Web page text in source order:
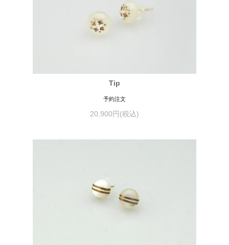
Tip
予約注文
20,900円(税込)